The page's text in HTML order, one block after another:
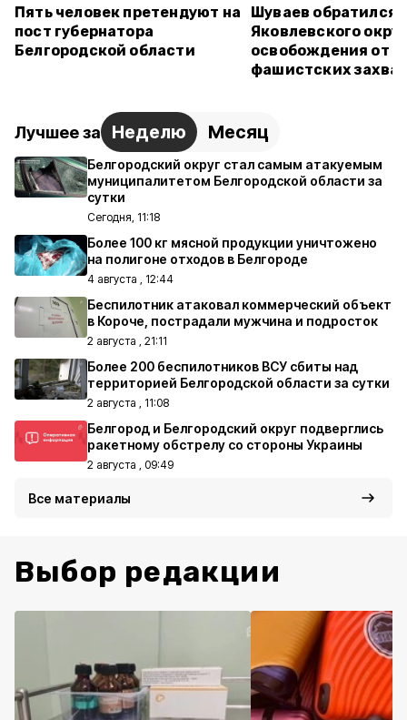
Пять человек претендуют на
пост губернатора
Белгородской области
Шуваев обратился
Яковлевского
освобождения от
фашистских
Лучшее за Неделю Месяц
Белгородский округ стал самым атакуемым
муниципалитетом Белгородской области за
сутки
Сегодня, 11:18
Более 100 кг мясной продукции уничтожено
на полигоне отходов в Белгороде
4 августа , 12:44
Беспилотник атаковал коммерческий объект
в Короче, пострадали мужчина и подросток
2 августа , 21:11
Более 200 беспилотников ВСУ сбиты над
территорией Белгородской области за сутки
2 августа , 11:08
Белгород и Белгородский округ подверглись
ракетному обстрелу со стороны Украины
2 августа , 09:49
Все материалы
Выбор редакции